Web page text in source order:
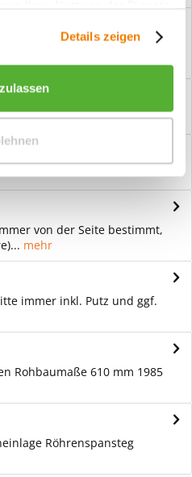
Details zeigen
Für eine zeitlose Optik: Das
und diskutieren...mehr
von der Seite bestimmt,
mehr
immer inkl. Putz und ggf.
Rohbaumaße 610 mm 1985
Röhrenspansteg